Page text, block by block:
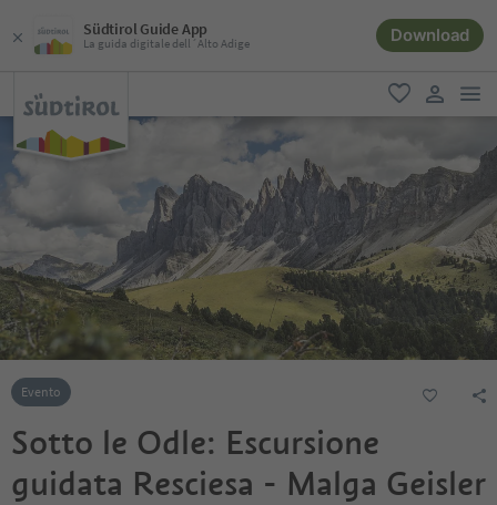
Südtirol Guide App
La guida digitale dell´Alto Adige Download
favoriti
user link
Evento
Sotto le Odle: Escursione
guidata Resciesa - Malga Geisler